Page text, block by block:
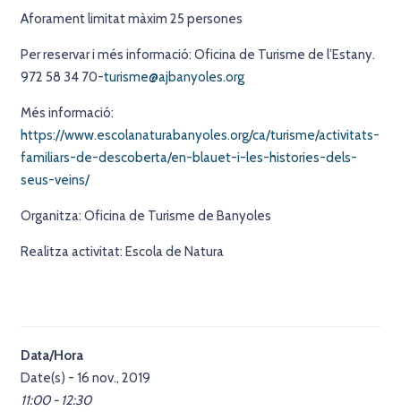
Aforament limitat màxim 25 persones
Per reservar i més informació: Oficina de Turisme de l’Estany.
972 58 34 70-turisme@ajbanyoles.org
Més informació:
https://www.escolanaturabanyoles.org/ca/turisme/activitats-
familiars-de-descoberta/en-blauet-i-les-histories-dels-
seus-veins/
Organitza: Oficina de Turisme de Banyoles
Realitza activitat: Escola de Natura
Data/Hora
Date(s) - 16 nov., 2019
11:00 - 12:30